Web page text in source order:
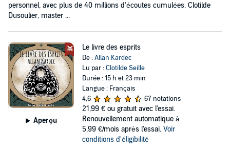
personnel, avec plus de 40 millions d'écoutes cumulées. Clotilde
Dusoulier, master ...
Aperçu
Le livre des esprits
De :Allan Kardec
Lu par :Clotilde Seille
Durée : 15 h et 23 min
Langue : Français
4,6
67 notations
21,99 € ou gratuit avec l'essai.
Renouvellement automatique à
5,99 €/mois après l'essai. Voir
conditions d'éligibilité